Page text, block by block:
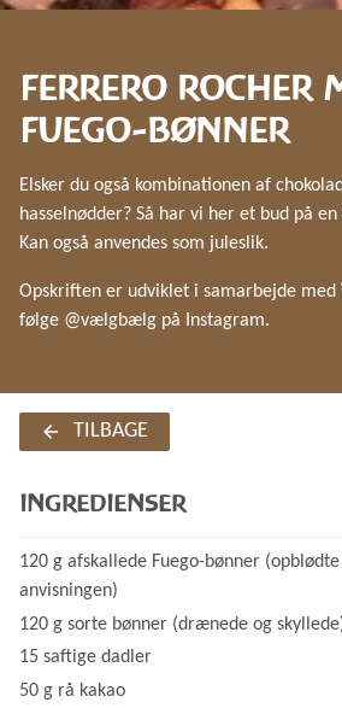
FERRERO ROCHER
FUEGO-BØNNER
Elsker du også kombinationen af
hasselnødder? Så har vi her et bud på
Kan også anvendes som juleslik.
Opskriften er udviklet i samarbejde
følge @vælgbælg på Instagram.
TILBAGE
INGREDIENSER
120 g afskallede Fuego-bønner
anvisningen)
120 g sorte bønner (drænede og
15 saftige dadler
50 g rå kakao